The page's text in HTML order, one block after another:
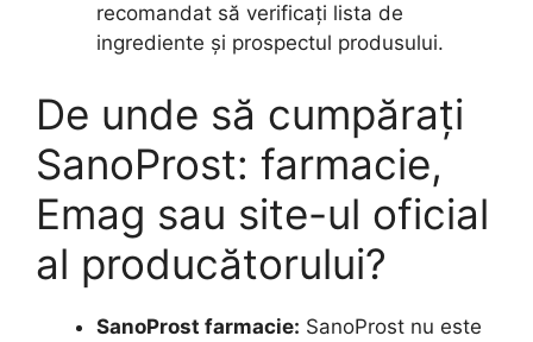
recomandat să verificați lista de
ingrediente și prospectul produsului.
De unde să cumpărați
SanoProst: farmacie,
Emag sau site-ul oficial
al producătorului?
SanoProst farmacie: SanoProst nu este